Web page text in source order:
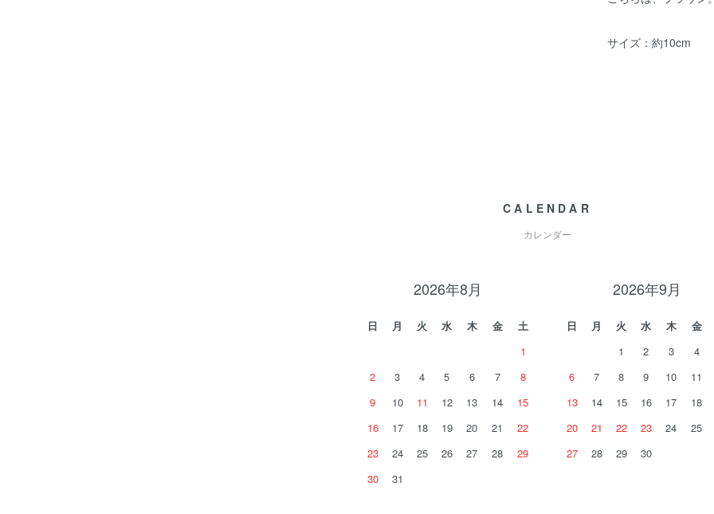
サイズ：約10cm
CALENDAR
カレンダー
2026年8月
日 月 火 水 木 金
土
1
2
3 4 5 6 7
8
9
10 11 12 13 14
15
16
17 18 19 20 21
22
23
24 25 26 27 28
29
30
31
2026年9月
日 月 火 水 木 金
1
2 3 4
6
7 8 9 10 11
13
14 15 16 17 18
20
21 22 23 24 25
27
28 29 30